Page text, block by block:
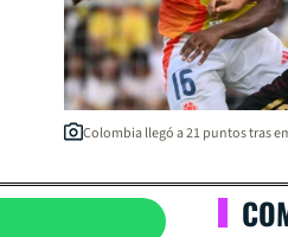
Colombia llegó a 21 puntos tras